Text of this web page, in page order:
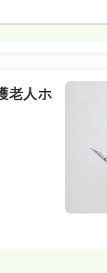
老人ホ